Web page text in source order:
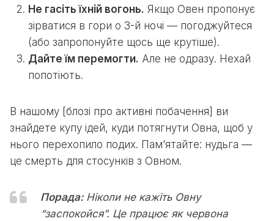
Не гасіть їхній вогонь. Якщо Овен пропонує
зірватися в гори о 3-й ночі — погоджуйтеся
(або запропонуйте щось ще крутіше).
Дайте їм перемогти. Але не одразу. Нехай
попотіють.
В нашому [блозі про активні побачення] ви
знайдете купу ідей, куди потягнути Овна, щоб у
нього перехопило подих. Пам’ятайте: нудьга —
це смерть для стосунків з Овном.
Порада:Ніколи не кажіть Овну
“заспокойся”. Це працює як червона